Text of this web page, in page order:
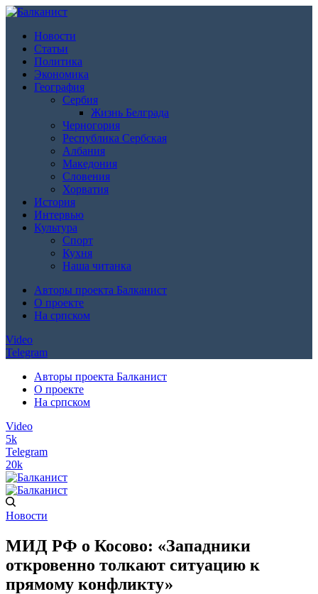
Новости
Статьи
Политика
Экономика
География
Сербия
Жизнь Белграда
Черногория
Республика Сербская
Албания
Македония
Словения
Хорватия
История
Интервью
Культура
Спорт
Кухня
Наша читанка
Авторы проекта Балканист
О проекте
На српском
Video
Telegram
Авторы проекта Балканист
О проекте
На српском
Video
5k
Telegram
20k
Новости
МИД РФ о Косово: «Западники
откровенно толкают ситуацию к
прямому конфликту»